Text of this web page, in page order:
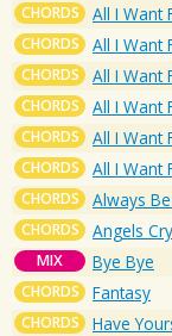
CHORDS All I Want
CHORDS All I Want
CHORDS All I Want
CHORDS All I Want
CHORDS All I Want
CHORDS All I Want
CHORDS Always
CHORDS Angels Cry
MIX Bye Bye
CHORDS Fantasy
CHORDS Have